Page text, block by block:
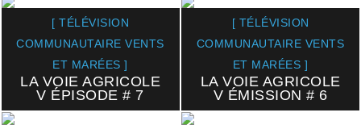
[ TÉLÉVISION
COMMUNAUTAIRE VENTS
ET MARÉES ]
LA VOIE AGRICOLE
V ÉPISODE # 7
[ TÉLÉVISION
COMMUNAUTAIRE VENTS
ET MARÉES ]
LA VOIE AGRICOLE
V ÉMISSION # 6